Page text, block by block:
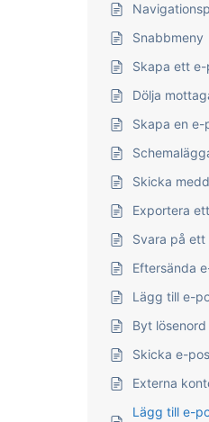
Snabbmeny
Skapa ett
Dölja
Skapa en e-
Skicka
Exportera
Svara på
Eftersända
Lägg till e-
Byt
Skicka e-
Externa
Lägg till e-